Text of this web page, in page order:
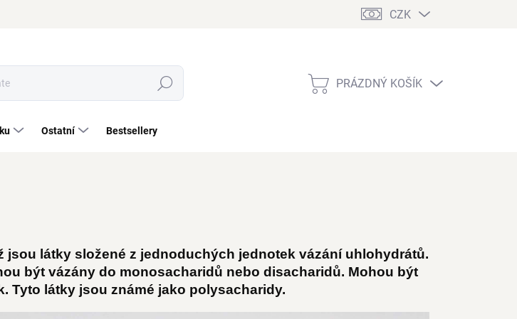
CZK
Hledat
NÁKUPNÍ
PRÁZDNÝ KOŠÍK
Ostatní Bestsellery
látky složené z jednoduchých jednotek vázání uhlohydrátů.
být vázány do monosacharidů nebo disacharidů. Mohou být
Tyto látky jsou známé jako polysacharidy.